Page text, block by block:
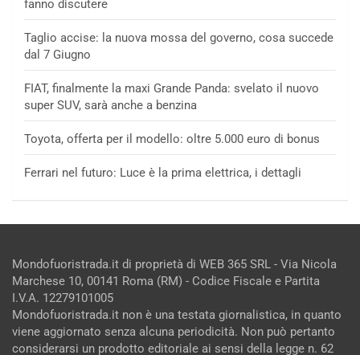
fanno discutere
Taglio accise: la nuova mossa del governo, cosa succede
dal 7 Giugno
FIAT, finalmente la maxi Grande Panda: svelato il nuovo
super SUV, sarà anche a benzina
Toyota, offerta per il modello: oltre 5.000 euro di bonus
Ferrari nel futuro: Luce è la prima elettrica, i dettagli
Mondofuoristrada.it di proprietà di WEB 365 SRL - Via Nicola
Marchese 10, 00141 Roma (RM) - Codice Fiscale e Partita
I.V.A. 12279101005
Mondofuoristrada.it non è una testata giornalistica, in quanto
viene aggiornato senza alcuna periodicità. Non può pertanto
considerarsi un prodotto editoriale ai sensi della legge n. 62